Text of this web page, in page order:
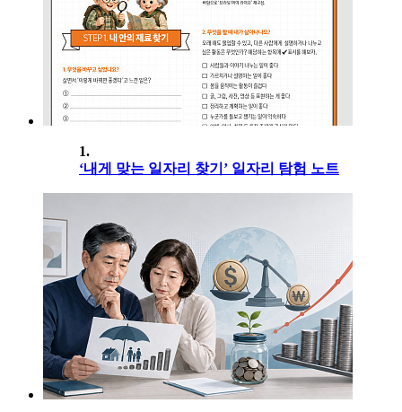
1.
‘내게 맞는 일자리 찾기’ 일자리 탐험 노트